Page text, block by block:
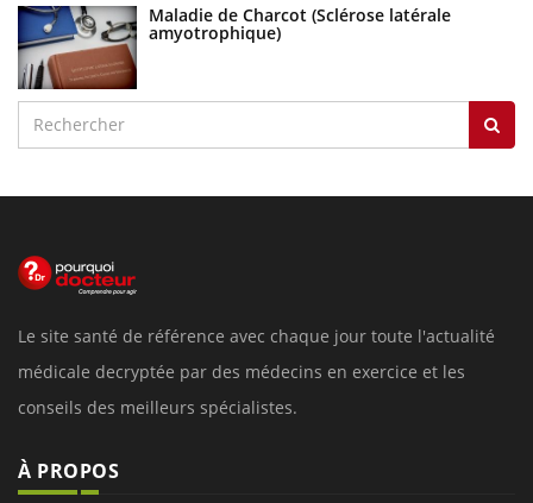
Maladie de Charcot (Sclérose latérale
amyotrophique)
Le site santé de référence avec chaque jour toute l'actualité
médicale decryptée par des médecins en exercice et les
conseils des meilleurs spécialistes.
À PROPOS